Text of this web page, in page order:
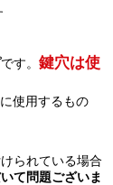
です。 鍵穴は使
使用するもの
られている場合
て問題ございま